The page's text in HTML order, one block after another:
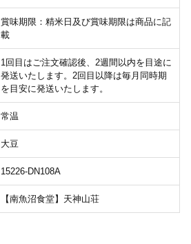
賞味期限：精米日及び賞味期限は商品に記
載
1回目はご注文確認後、2週間以内を目途に
発送いたします。2回目以降は毎月同時期
を目安に発送いたします。
常温
大豆
15226-DN108A
【南魚沼食堂】天神山荘